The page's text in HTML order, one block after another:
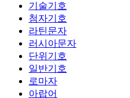
기술기호
첨자기호
라틴문자
러시아문자
단위기호
일반기호
로마자
아랍어